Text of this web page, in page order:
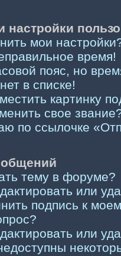
настройки
мои
время!
пояс, но
в списке!
картинку
свое
по ссылочке
тему в форуме?
или
подпись к
или